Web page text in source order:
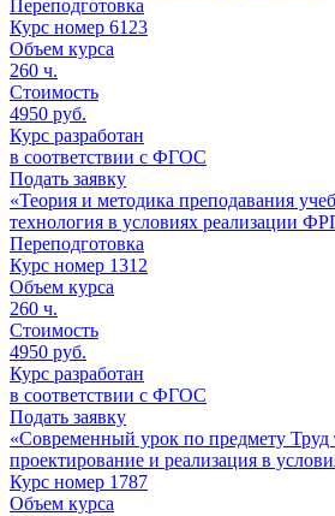
Переподготовка
Курс номер 6123
Объем курса
260 ч.
Стоимость
4950 руб.
Курс разработан
в соответствии с ФГОС
Подать заявку
«Теория и методика преподавания
технология в условиях реализации
Переподготовка
Курс номер 1312
Объем курса
260 ч.
Стоимость
4950 руб.
Курс разработан
в соответствии с ФГОС
Подать заявку
«Современный урок по предмету Труд
проектирование и реализация в
Курс номер 1787
Объем курса